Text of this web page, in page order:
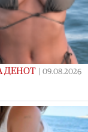
ДЕНОТ | 09.08.2026